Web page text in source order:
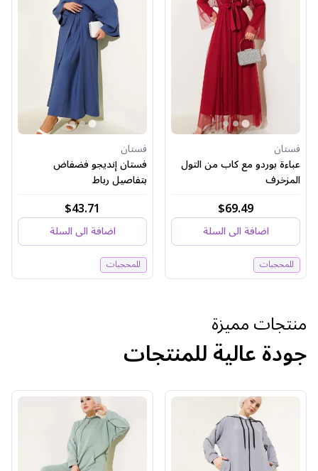
فستان
عباءة بوردو مع كاب من التول
المزخرف
$69.49
اضافة الى السلة
للمحجبات
فستان
فستان إنديجو فضفاض
بتفاصيل رباط
$43.71
اضافة الى السلة
للمحجبات
منتجات مميزة
جودة عالية للمنتجات